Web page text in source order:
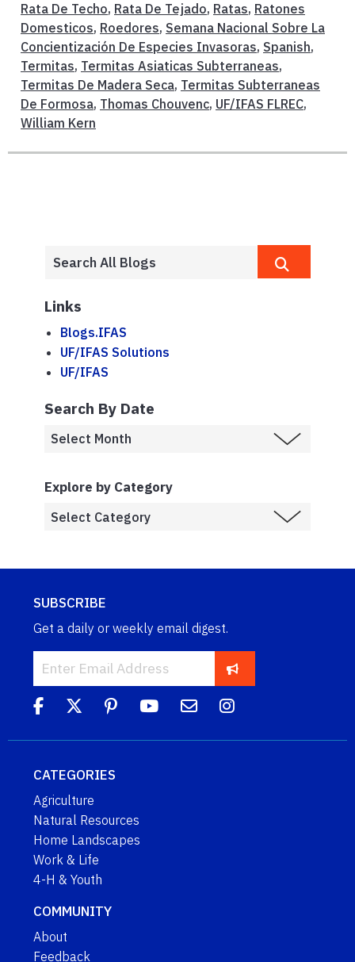
Rata De Techo, Rata De Tejado, Ratas, Ratones
Domesticos, Roedores, Semana Nacional Sobre La
Concientización De Especies Invasoras, Spanish,
Termitas, Termitas Asiaticas Subterraneas,
Termitas De Madera Seca, Termitas Subterraneas
De Formosa, Thomas Chouvenc, UF/IFAS FLREC,
William Kern
Links
Blogs.IFAS
UF/IFAS Solutions
UF/IFAS
Search By Date
Explore by Category
SUBSCRIBE
Get a daily or weekly email digest.
CATEGORIES
Agriculture
Natural Resources
Home Landscapes
Work & Life
4-H & Youth
COMMUNITY
About
Feedback